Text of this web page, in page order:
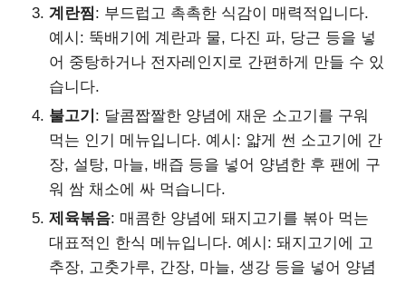
계란찜: 부드럽고 촉촉한 식감이 매력적입니다.
예시: 뚝배기에 계란과 물, 다진 파, 당근 등을 넣
어 중탕하거나 전자레인지로 간편하게 만들 수 있
습니다.
불고기 : 달콤짭짤한 양념에 재운 소고기를 구워
먹는 인기 메뉴입니다. 예시: 얇게 썬 소고기에 간
장, 설탕, 마늘, 배즙 등을 넣어 양념한 후 팬에 구
워 쌈 채소에 싸 먹습니다.
제육볶음: 매콤한 양념에 돼지고기를 볶아 먹는
대표적인 한식 메뉴입니다. 예시: 돼지고기에 고
추장, 고춧가루, 간장, 마늘, 생강 등을 넣어 양념